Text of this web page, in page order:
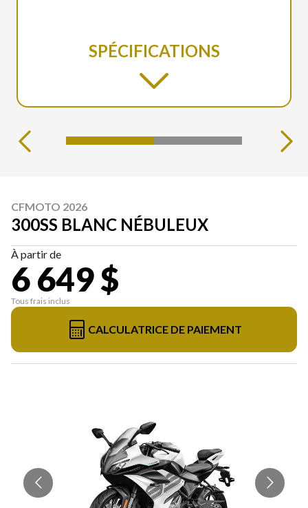
SPÉCIFICATIONS
CFMOTO 2026
300SS BLANC NÉBULEUX
À partir de
6 649 $
Tous frais inclus
CALCULATRICE DE PAIEMENT